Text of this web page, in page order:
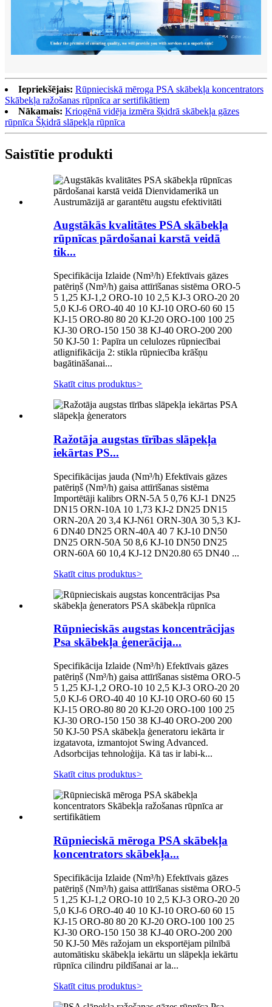
Iepriekšējais: Rūpnieciskā mēroga PSA skābekļa koncentrators
Skābekļa ražošanas rūpnīca ar sertifikātiem
Nākamais: Kriogēnā vidēja izmēra šķidrā skābekļa gāzes
rūpnīca Šķidrā slāpekļa rūpnīca
Saistītie produkti
Augstākās kvalitātes PSA skābekļa
rūpnīcas pārdošanai karstā veidā
tik...
Specifikācija Izlaide (Nm³/h) Efektīvais gāzes
patēriņš (Nm³/h) gaisa attīrīšanas sistēma ORO-5
5 1,25 KJ-1,2 ORO-10 10 2,5 KJ-3 ORO-20 20
5,0 KJ-6 ORO-40 40 10 KJ-10 ORO-60 60 15
KJ-15 ORO-80 80 20 KJ-20 ORO-100 100 25
KJ-30 ORO-150 150 38 KJ-40 ORO-200 200
50 KJ-50 1: Papīra un celulozes rūpniecībai
atlignifikācija 2: stikla rūpniecība krāšņu
bagātināšanai...
Skatīt citus produktus>
Ražotāja augstas tīrības slāpekļa
iekārtas PS...
Specifikācijas jauda (Nm³/h) Efektīvais gāzes
patēriņš (Nm³/h) gaisa attīrīšanas sistēma
Importētāji kalibrs ORN-5A 5 0,76 KJ-1 DN25
DN15 ORN-10A 10 1,73 KJ-2 DN25 DN15
ORN-20A 20 3,4 KJ-N61 ORN-30A 30 5,3 KJ-
6 DN40 DN25 ORN-40A 40 7 KJ-10 DN50
DN25 ORN-50A 50 8,6 KJ-10 DN50 DN25
ORN-60A 60 10,4 KJ-12 DN20.80 65 DN40 ...
Skatīt citus produktus>
Rūpnieciskās augstas koncentrācijas
Psa skābekļa ģenerācija...
Specifikācija Izlaide (Nm³/h) Efektīvais gāzes
patēriņš (Nm³/h) gaisa attīrīšanas sistēma ORO-5
5 1,25 KJ-1,2 ORO-10 10 2,5 KJ-3 ORO-20 20
5,0 KJ-6 ORO-40 40 10 KJ-10 ORO-60 60 15
KJ-15 ORO-80 80 20 KJ-20 ORO-100 100 25
KJ-30 ORO-150 150 38 KJ-40 ORO-200 200
50 KJ-50 PSA skābekļa ģeneratoru iekārta ir
izgatavota, izmantojot Swing Advanced.
Adsorbcijas tehnoloģija. Kā tas ir labi-k...
Skatīt citus produktus>
Rūpnieciskā mēroga PSA skābekļa
koncentrators skābekļa...
Specifikācija Izlaide (Nm³/h) Efektīvais gāzes
patēriņš (Nm³/h) gaisa attīrīšanas sistēma ORO-5
5 1,25 KJ-1,2 ORO-10 10 2,5 KJ-3 ORO-20 20
5,0 KJ-6 ORO-40 40 10 KJ-10 ORO-60 60 15
KJ-15 ORO-80 80 20 KJ-20 ORO-100 100 25
KJ-30 ORO-150 150 38 KJ-40 ORO-200 200
50 KJ-50 Mēs ražojam un eksportējam pilnībā
automātisku skābekļa iekārtu un slāpekļa iekārtu
rūpnīca cilindru pildīšanai ar la...
Skatīt citus produktus>